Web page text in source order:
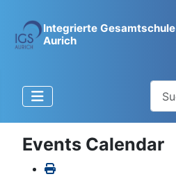
Integrierte Gesamtschule
Aurich
Events Calendar